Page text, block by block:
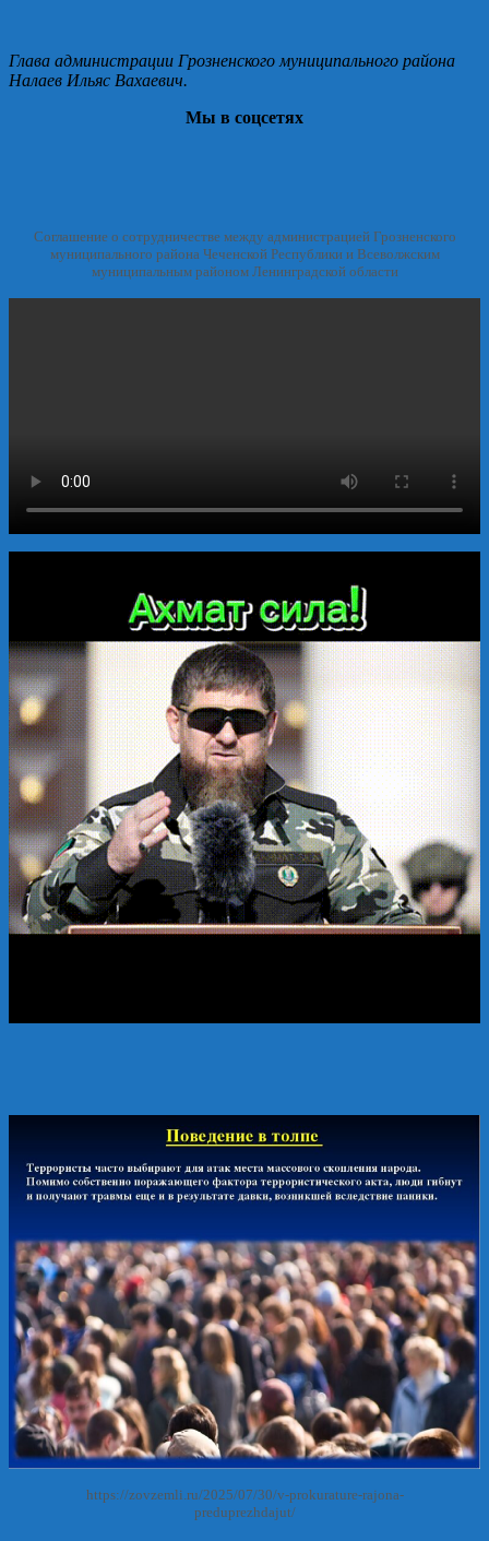
Глава администрации Грозненского муниципального района
Налаев Ильяс Вахаевич.
Мы в соцсетях
Соглашение о сотрудничестве между администрацией Грозненского
муниципального района Чеченской Республики и Всеволжским
муниципальным районом Ленинградской области
https://zovzemli.ru/2025/07/30/v-prokurature-rajona-
preduprezhdajut/